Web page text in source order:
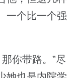
一个比一个强
你带路。”尽